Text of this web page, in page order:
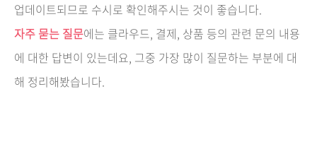
업데이트되므로 수시로 확인해주시는 것이 좋습니다.
자주 묻는 질문에는 클라우드, 결제, 상품 등의 관련 문의 내용
에 대한 답변이 있는데요, 그중 가장 많이 질문하는 부분에 대
해 정리해봤습니다.